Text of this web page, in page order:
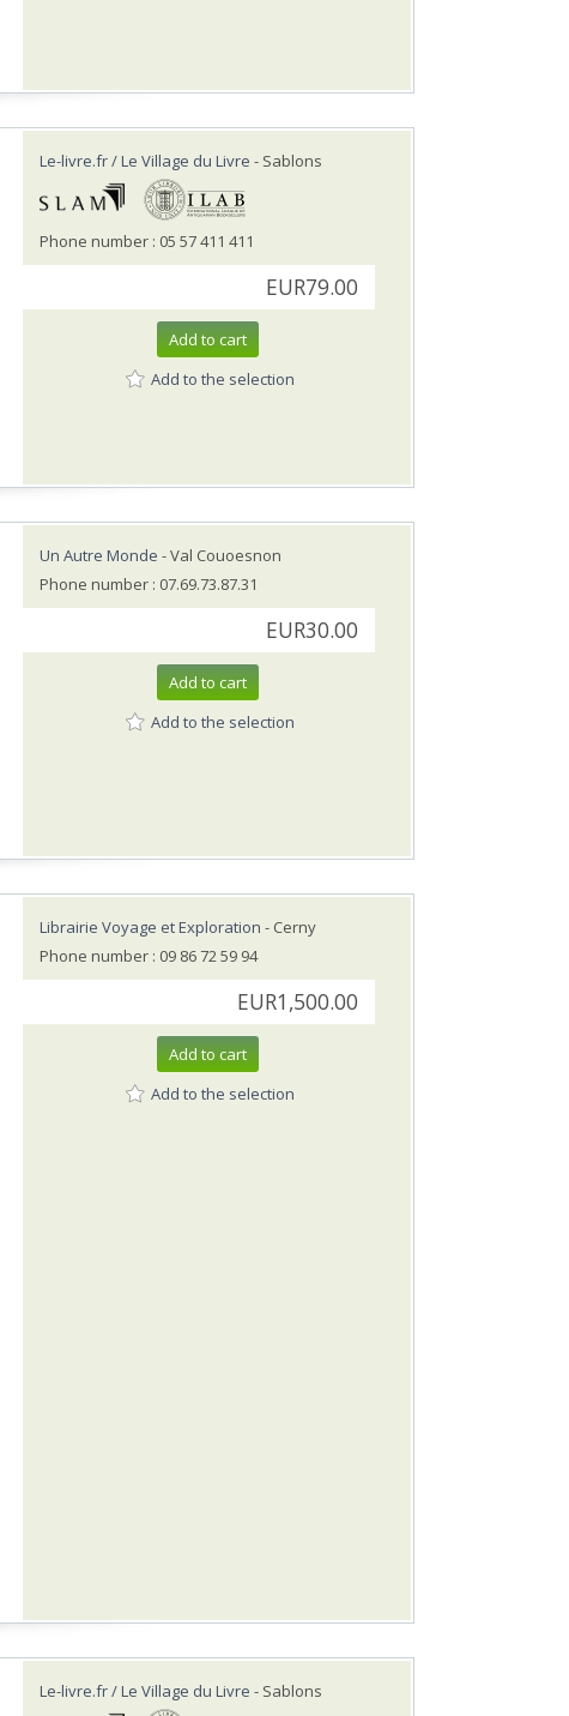
Le-livre.fr / Le Village du Livre - Sablons
Phone number : 05 57 411 411
EUR79.00
Add to cart
Add to the selection
Un Autre Monde - Val Couoesnon
Phone number : 07.69.73.87.31
EUR30.00
Add to cart
Add to the selection
Librairie Voyage et Exploration - Cerny
Phone number : 09 86 72 59 94
EUR1,500.00
Add to cart
Add to the selection
Le-livre.fr / Le Village du Livre - Sablons